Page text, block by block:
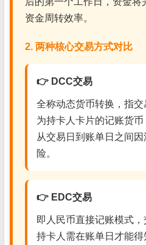
资金周转效率。
2. 两种核心交易方式对比
👉 DCC交易
全称动态货币转换，指
为持卡人卡片的记账货币
从交易日到账单日之间
险。
👉 EDC交易
即人民币直接记账模式，
持卡人需在账单日才能得